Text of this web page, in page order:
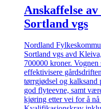
Anskaffelse
Sortland vgs
Nordland
Sortland vgs avd
700000 kroner.
effektivisere
tørrgjødsel og kalksand
god flyteevne, samt
kjøring etter vei for å